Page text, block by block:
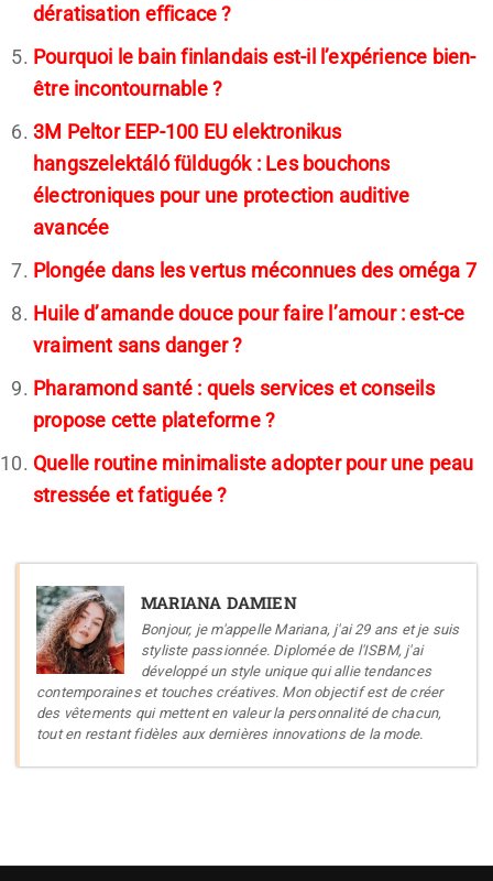
dératisation efficace ?
Pourquoi le bain finlandais est-il l’expérience bien-
être incontournable ?
3M Peltor EEP-100 EU elektronikus
hangszelektáló füldugók : Les bouchons
électroniques pour une protection auditive
avancée
Plongée dans les vertus méconnues des oméga 7
Huile d’amande douce pour faire l’amour : est-ce
vraiment sans danger ?
Pharamond santé : quels services et conseils
propose cette plateforme ?
Quelle routine minimaliste adopter pour une peau
stressée et fatiguée ?
MARIANA DAMIEN
Bonjour, je m'appelle Mariana, j'ai 29 ans et je suis
styliste passionnée. Diplomée de l'ISBM, j'ai
développé un style unique qui allie tendances
contemporaines et touches créatives. Mon objectif est de créer
des vêtements qui mettent en valeur la personnalité de chacun,
tout en restant fidèles aux dernières innovations de la mode.